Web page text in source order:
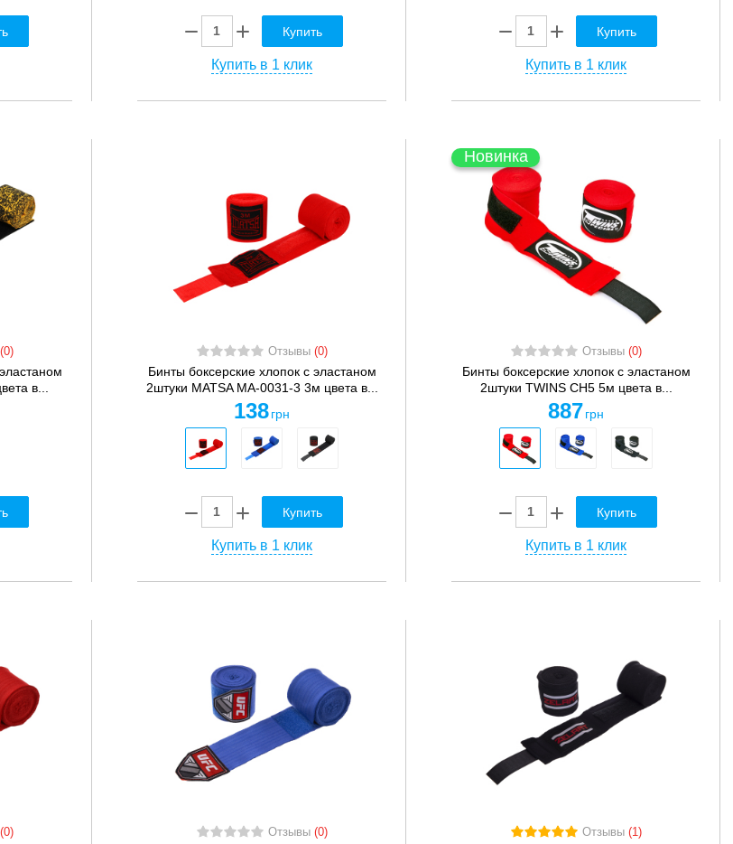
Купить
Купить в 1 клик
Купить
Купить в 1 клик
(0)
в...
Отзывы (0)
Бинты боксерские хлопок с эластаном
2штуки MATSA MA-0031-3 3м цвета в...
138 грн
Купить
Купить в 1 клик
Новинка
Отзывы (0)
Бинты боксерские хлопок с эластаном
2штуки TWINS CH5 5м цвета в...
887 грн
Купить
Купить в 1 клик
(0) Отзывы (0) Отзывы (1)